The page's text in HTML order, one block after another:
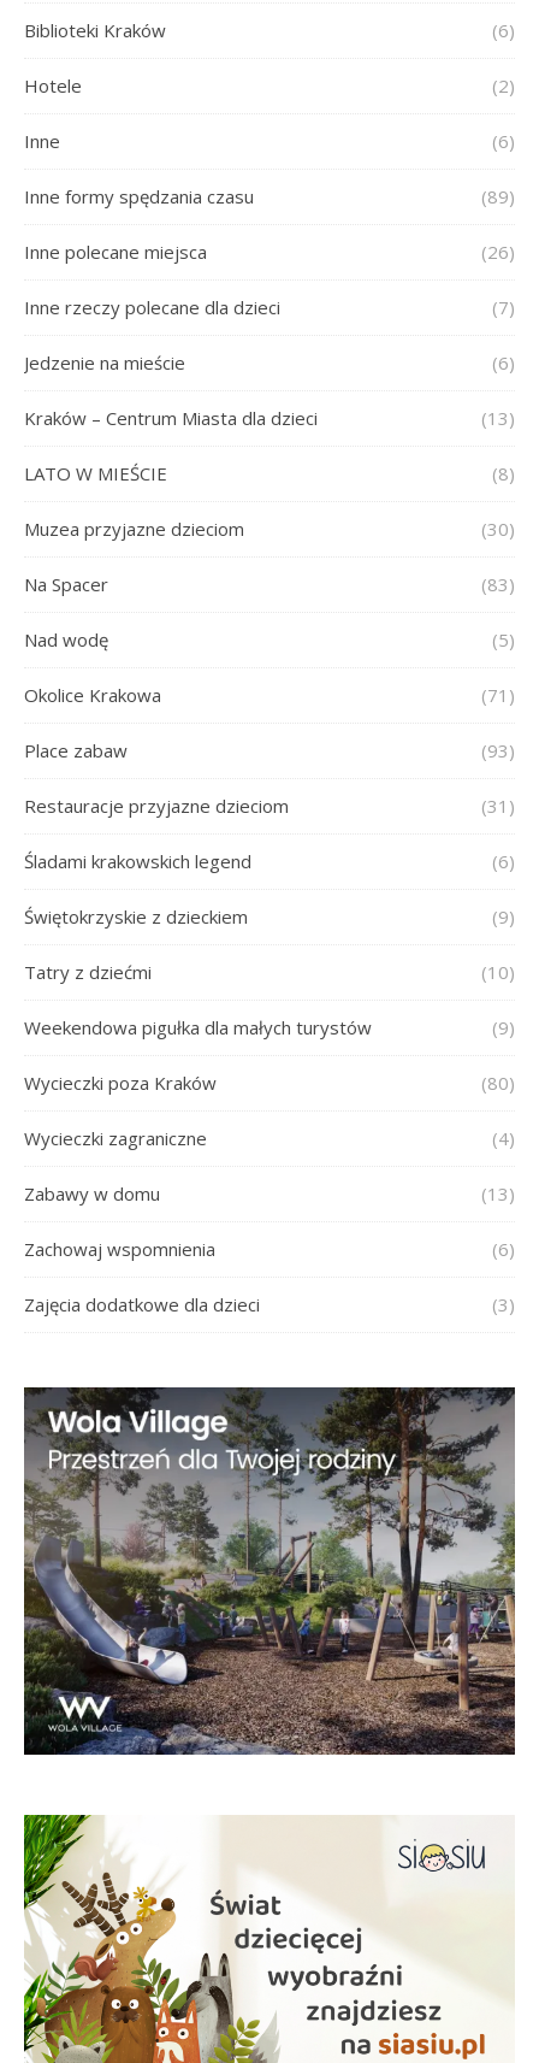
Biblioteki Kraków (6)
Hotele (2)
Inne (6)
Inne formy spędzania czasu (89)
Inne polecane miejsca (26)
Inne rzeczy polecane dla dzieci (7)
Jedzenie na mieście (6)
Kraków – Centrum Miasta dla dzieci (13)
LATO W MIEŚCIE (8)
Muzea przyjazne dzieciom (30)
Na Spacer (83)
Nad wodę (5)
Okolice Krakowa (71)
Place zabaw (93)
Restauracje przyjazne dzieciom (31)
Śladami krakowskich legend (6)
Świętokrzyskie z dzieckiem (9)
Tatry z dziećmi (10)
Weekendowa pigułka dla małych turystów (9)
Wycieczki poza Kraków (80)
Wycieczki zagraniczne (4)
Zabawy w domu (13)
Zachowaj wspomnienia (6)
Zajęcia dodatkowe dla dzieci (3)